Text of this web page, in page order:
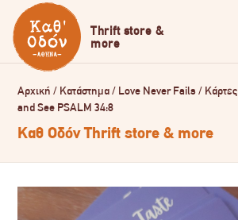
Αρχική / Κατάστημα/ Love Never Fails/ Κάρτες
and See PSALM 34:8
Καθ Οδόν Thrift store & more